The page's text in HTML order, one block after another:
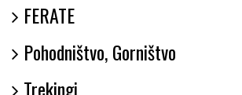
FERATE
Pohodništvo, Gorništvo
Trekingi